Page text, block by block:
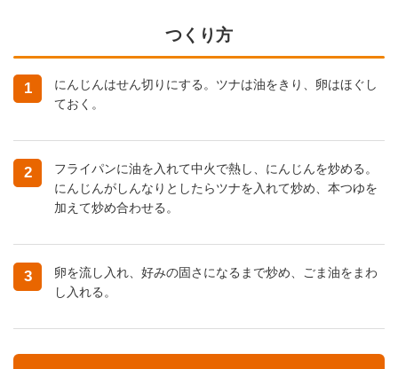
つくり方
1
にんじんはせん切りにする。ツナは油をきり、卵はほぐし
ておく。
2
フライパンに油を入れて中火で熱し、にんじんを炒める。
にんじんがしんなりとしたらツナを入れて炒め、本つゆを
加えて炒め合わせる。
3
卵を流し入れ、好みの固さになるまで炒め、ごま油をまわ
し入れる。